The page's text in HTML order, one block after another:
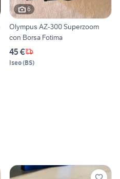
6
Olympus AZ-300 Superzoom
con Borsa Fotima
45 €
Iseo(BS)